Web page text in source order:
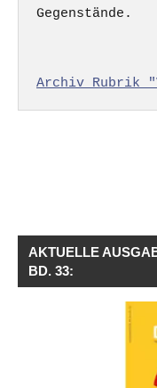
Gegenstände.
Archiv Rubrik
AKTUELLE
BD. 33: